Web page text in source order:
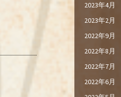
2023年4月
2023年2月
2022年9月
2022年8月
2022年7月
2022年6月